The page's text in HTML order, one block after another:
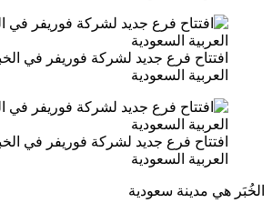
افتتاح فرع جديد لشركة فوريفر في
العربية السعودية
افتتاح فرع جديد لشركة فوريفر في
العربية السعودية
الخُبَر هي مدينة سعودية